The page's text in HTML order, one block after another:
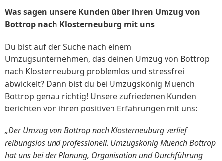
Was sagen unsere Kunden über ihren Umzug von
Bottrop nach Klosterneuburg mit uns
Du bist auf der Suche nach einem
Umzugsunternehmen, das deinen Umzug von Bottrop
nach Klosterneuburg problemlos und stressfrei
abwickelt? Dann bist du bei Umzugskönig Muench
Bottrop genau richtig! Unsere zufriedenen Kunden
berichten von ihren positiven Erfahrungen mit uns:
„Der Umzug von Bottrop nach Klosterneuburg verlief
reibungslos und professionell. Umzugskönig Muench Bottrop
hat uns bei der Planung, Organisation und Durchführung